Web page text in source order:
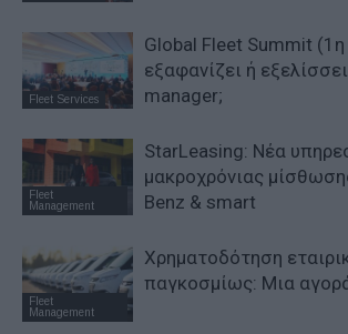
Fleet Services
Global Fleet Summit (1η
εξαφανίζει ή
manager;
Fleet
Management
StarLeasing: Νέα
μακροχρόνιας
Benz & smart
Fleet
Management
Χρηματοδότηση
παγκοσμίως: Μια